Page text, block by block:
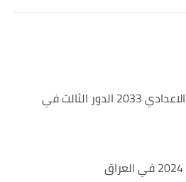
تحميل نتائج السادس الاعدادي 2033 الدور الثالث في